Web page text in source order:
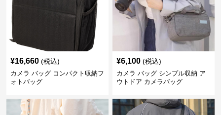
¥16,660 (税込)
カメラ バッグ コンパクト収納フ
ォトバッグ
¥6,100 (税込)
カメラ バッグ シンプル収納 ア
ウトドア カメラバッグ